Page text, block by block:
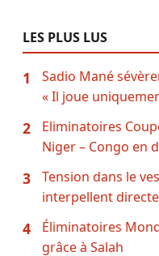
LES PLUS LUS
1
Sadio Mané
« Il joue
2
Eliminatoires
Niger – Congo en
3
Tension dans le
interpellent
4
Éliminatoires
grâce à Salah